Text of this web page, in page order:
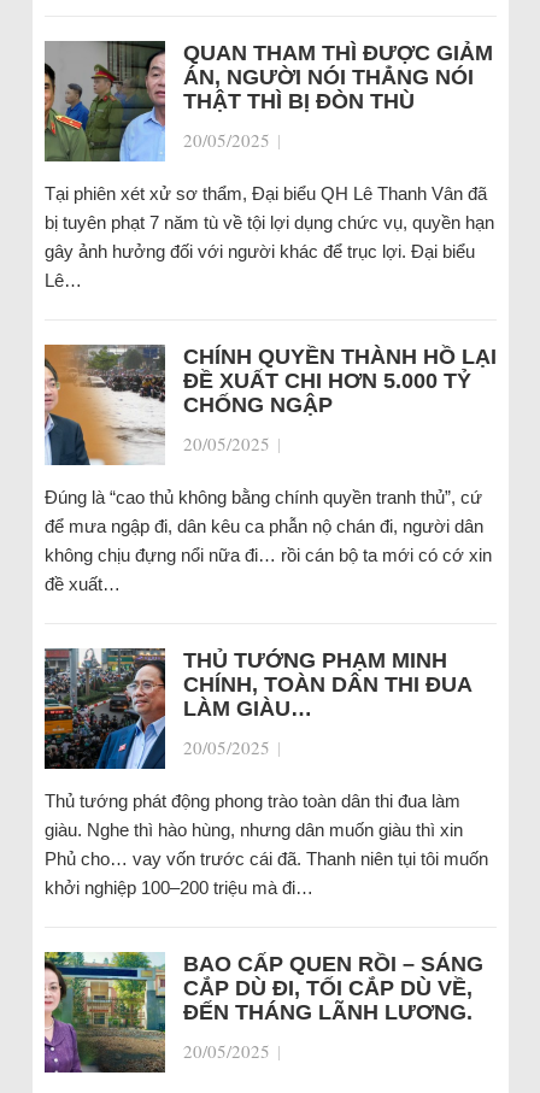
QUAN THAM THÌ ĐƯỢC GIẢM
ÁN, NGƯỜI NÓI THẲNG NÓI
THẬT THÌ BỊ ĐÒN THÙ
20/05/2025 |
Tại phiên xét xử sơ thẩm, Đại biểu QH Lê Thanh Vân đã
bị tuyên phạt 7 năm tù về tội lợi dụng chức vụ, quyền hạn
gây ảnh hưởng đối với người khác để trục lợi. Đại biểu
Lê…
CHÍNH QUYỀN THÀNH HỒ LẠI
ĐỀ XUẤT CHI HƠN 5.000 TỶ
CHỐNG NGẬP
20/05/2025 |
Đúng là “cao thủ không bằng chính quyền tranh thủ”, cứ
để mưa ngập đi, dân kêu ca phẫn nộ chán đi, người dân
không chịu đựng nổi nữa đi… rồi cán bộ ta mới có cớ xin
đề xuất…
THỦ TƯỚNG PHẠM MINH
CHÍNH, TOÀN DÂN THI ĐUA
LÀM GIÀU…
20/05/2025 |
Thủ tướng phát động phong trào toàn dân thi đua làm
giàu. Nghe thì hào hùng, nhưng dân muốn giàu thì xin
Phủ cho… vay vốn trước cái đã. Thanh niên tụi tôi muốn
khởi nghiệp 100–200 triệu mà đi…
BAO CẤP QUEN RỒI – SÁNG
CẮP DÙ ĐI, TỐI CẮP DÙ VỀ,
ĐẾN THÁNG LÃNH LƯƠNG.
20/05/2025 |